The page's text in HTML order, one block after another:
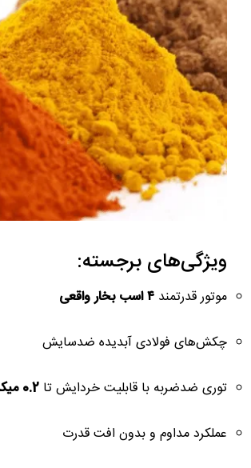
ویژگی‌های برجسته:
موتور قدرتمند ۴ اسب بخار واقعی
چکش‌های فولادی آبدیده ضدسایش
توری ضدضربه با قابلیت خردایش تا 0.2 میکرون
عملکرد مداوم و بدون افت قدرت